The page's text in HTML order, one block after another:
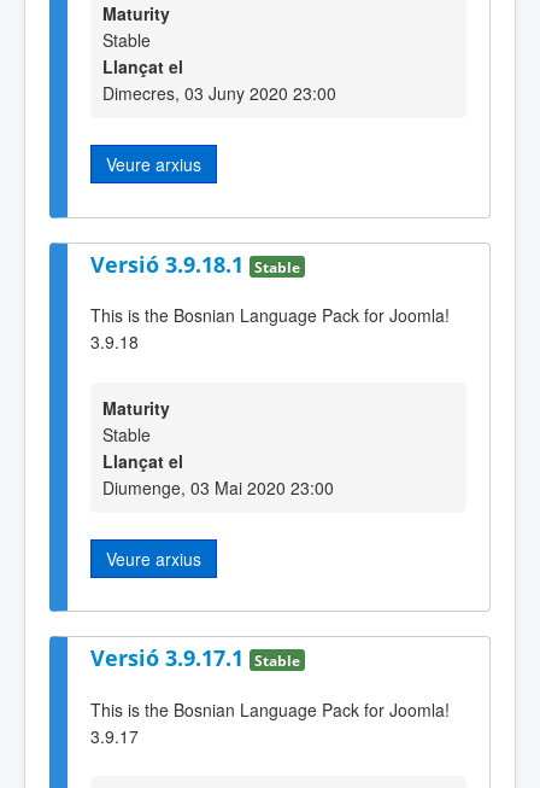
Maturity
Stable
Llançat el
Dimecres, 03 Juny 2020 23:00
Veure arxius
Versió 3.9.18.1 Stable
This is the Bosnian Language Pack for Joomla!
3.9.18
Maturity
Stable
Llançat el
Diumenge, 03 Mai 2020 23:00
Veure arxius
Versió 3.9.17.1 Stable
This is the Bosnian Language Pack for Joomla!
3.9.17